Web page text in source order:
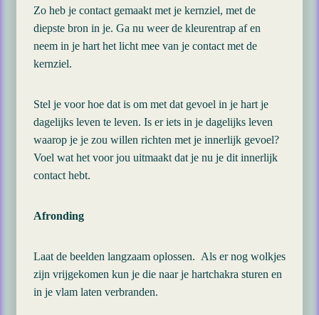
Zo heb je contact gemaakt met je kernziel, met de
diepste bron in je. Ga nu weer de kleurentrap af en
neem in je hart het licht mee van je contact met de
kernziel.
Stel je voor hoe dat is om met dat gevoel in je hart je
dagelijks leven te leven. Is er iets in je dagelijks leven
waarop je je zou willen richten met je innerlijk gevoel?
Voel wat het voor jou uitmaakt dat je nu je dit innerlijk
contact hebt.
Afronding
Laat de beelden langzaam oplossen. Als er nog wolkjes
zijn vrijgekomen kun je die naar je hartchakra sturen en
in je vlam laten verbranden.